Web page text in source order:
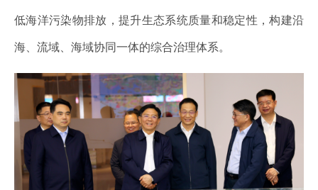
低海洋污染物排放，提升生态系统质量和稳定性，构建沿
海、流域、海域协同一体的综合治理体系。